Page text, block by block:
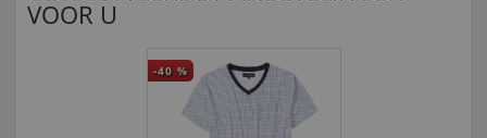
VOOR U
-40%